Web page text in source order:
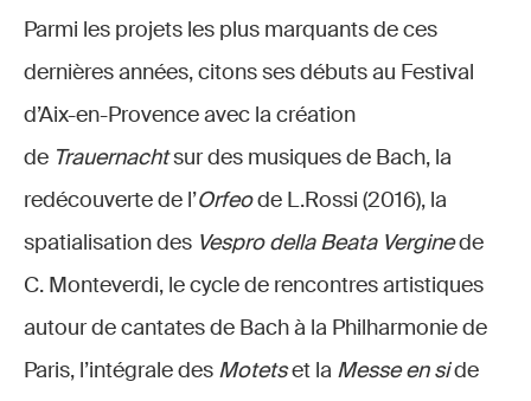
Parmi les projets les plus marquants de ces
dernières années, citons ses débuts au Festival
d’Aix-en-Provence avec la création
de Trauernachtsur des musiques de Bach, la
redécouverte de l’Orfeode L.Rossi (2016), la
spatialisation des Vespro della Beata Verginede
C. Monteverdi, le cycle de rencontres artistiques
autour de cantates de Bach à la Philharmonie de
Paris, l’intégrale des Motetset la Messe en side